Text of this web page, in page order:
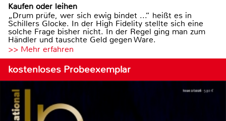
Kaufen oder leihen
„Drum prüfe, wer sich ewig bindet ...“ heißt es in
Schillers Glocke. In der High Fidelity stellte sich eine
solche Frage bisher nicht. In der Regel ging man zum
Händler und tauschte Geld gegen Ware.
>> Mehr erfahren
kostenloses Probeexemplar